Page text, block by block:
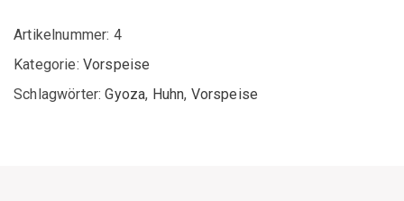
Menge
Artikelnummer: 4
Kategorie: Vorspeise
Schlagwörter:Gyoza, Huhn, Vorspeise